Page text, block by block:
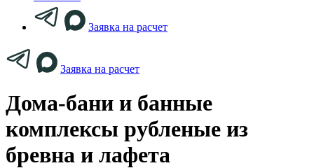
Заявка на расчет
Заявка на расчет
Дома-бани и банные
комплексы рубленые из
бревна и лафета